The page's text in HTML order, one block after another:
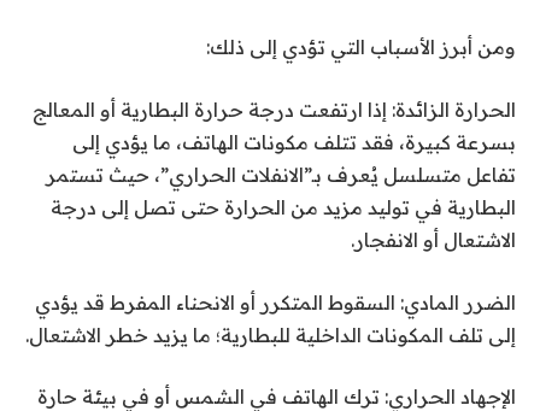
ومن أبرز الأسباب التي تؤدي إلى ذلك:
الحرارة الزائدة: إذا ارتفعت درجة حرارة البطارية أو المعالج
بسرعة كبيرة، فقد تتلف مكونات الهاتف، ما يؤدي إلى
تفاعل متسلسل يُعرف بـ”الانفلات الحراري”، حيث تستمر
البطارية في توليد مزيد من الحرارة حتى تصل إلى درجة
الاشتعال أو الانفجار.
الضرر المادي: السقوط المتكرر أو الانحناء المفرط قد يؤدي
إلى تلف المكونات الداخلية للبطارية؛ ما يزيد خطر الاشتعال.
الإجهاد الحراري: ترك الهاتف في الشمس أو في بيئة حارة